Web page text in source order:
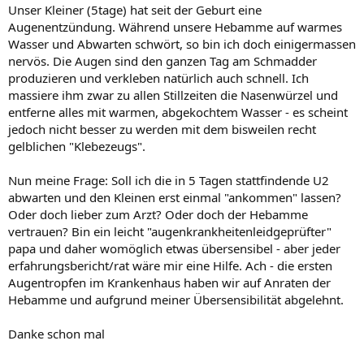
Unser Kleiner (5tage) hat seit der Geburt eine
Augenentzündung. Während unsere Hebamme auf warmes
Wasser und Abwarten schwört, so bin ich doch einigermassen
nervös. Die Augen sind den ganzen Tag am Schmadder
produzieren und verkleben natürlich auch schnell. Ich
massiere ihm zwar zu allen Stillzeiten die Nasenwürzel und
entferne alles mit warmen, abgekochtem Wasser - es scheint
jedoch nicht besser zu werden mit dem bisweilen recht
gelblichen "Klebezeugs".
Nun meine Frage: Soll ich die in 5 Tagen stattfindende U2
abwarten und den Kleinen erst einmal "ankommen" lassen?
Oder doch lieber zum Arzt? Oder doch der Hebamme
vertrauen? Bin ein leicht "augenkrankheitenleidgeprüfter"
papa und daher womöglich etwas übersensibel - aber jeder
erfahrungsbericht/rat wäre mir eine Hilfe. Ach - die ersten
Augentropfen im Krankenhaus haben wir auf Anraten der
Hebamme und aufgrund meiner Übersensibilität abgelehnt.
Danke schon mal